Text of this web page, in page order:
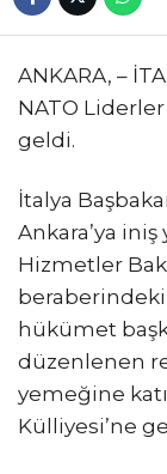
ANKARA, –
NATO Liderler
geldi.
İtalya
Ankara’ya iniş
Hizmetler
beraberindeki
hükümet
düzenlenen
yemeğine
Külliyesi’ne